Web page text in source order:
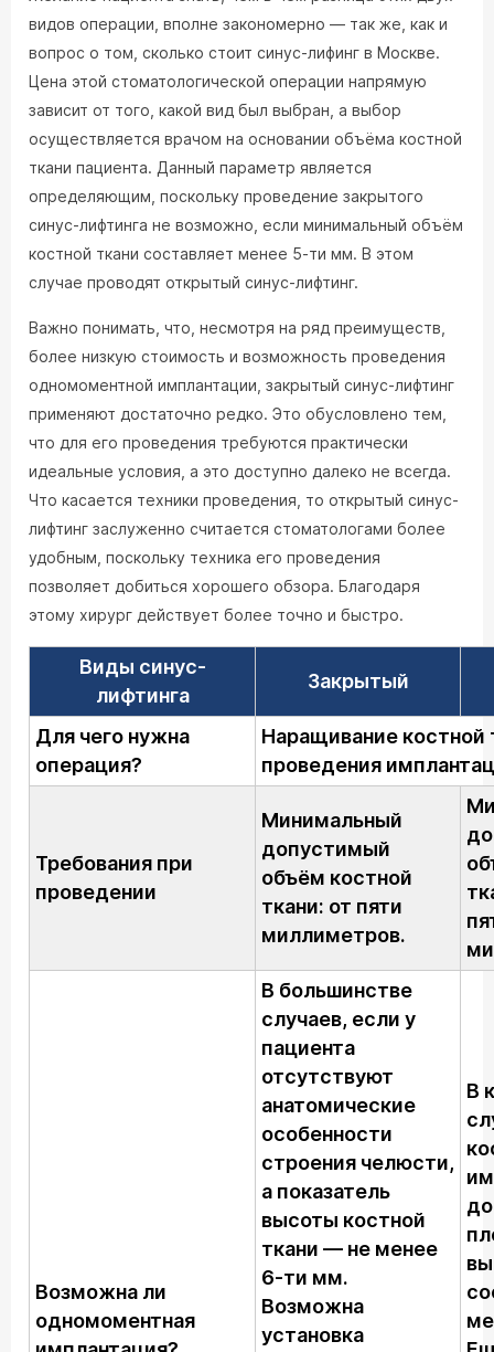
видов операции, вполне закономерно — так же, как и
вопрос о том, сколько стоит синус-лифинг в Москве.
Цена этой стоматологической операции напрямую
зависит от того, какой вид был выбран, а выбор
осуществляется врачом на основании объёма костной
ткани пациента. Данный параметр является
определяющим, поскольку проведение закрытого
синус-лифтинга не возможно, если минимальный объём
костной ткани составляет менее 5-ти мм. В этом
случае проводят открытый синус-лифтинг.
Важно понимать, что, несмотря на ряд преимуществ,
более низкую стоимость и возможность проведения
одномоментной имплантации, закрытый синус-лифтинг
применяют достаточно редко. Это обусловлено тем,
что для его проведения требуются практически
идеальные условия, а это доступно далеко не всегда.
Что касается техники проведения, то открытый синус-
лифтинг заслуженно считается стоматологами более
удобным, поскольку техника его проведения
позволяет добиться хорошего обзора. Благодаря
этому хирург действует более точно и быстро.
Виды синус-
лифтинга
Закрытый
Для чего нужна
операция?
Наращивание костной
проведения
Требования при
проведении
Минимальный
допустимый
объём костной
ткани: от пяти
миллиметров.
Возможна ли
одномоментная
В большинстве
случаев, если у
пациента
отсутствуют
анатомические
особенности
строения челюсти,
а показатель
высоты костной
ткани — не менее
6-ти мм.
Возможна
установка
В